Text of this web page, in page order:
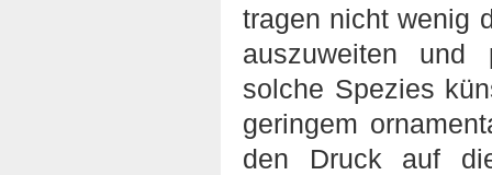
tragen nicht wenig
auszuweiten und
solche Spezies
geringem
den Druck auf